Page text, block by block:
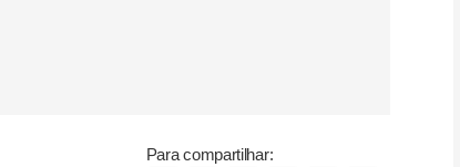
Para compartilhar: